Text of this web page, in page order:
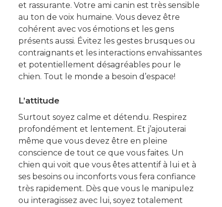
et rassurante. Votre ami canin est très sensible
au ton de voix humaine. Vous devez être
cohérent avec vos émotions et les gens
présents aussi. Évitez les gestes brusques ou
contraignants et les interactions envahissantes
et potentiellement désagréables pour le
chien. Tout le monde a besoin d’espace!
L’attitude
Surtout soyez calme et détendu. Respirez
profondément et lentement. Et j’ajouterai
même que vous devez être en pleine
conscience de tout ce que vous faites. Un
chien qui voit que vous êtes attentif à lui et à
ses besoins ou inconforts vous fera confiance
très rapidement. Dès que vous le manipulez
ou interagissez avec lui, soyez totalement